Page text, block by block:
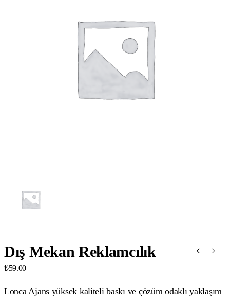
Dış Mekan Reklamcılık
₺59.00
Lonca Ajans yüksek kaliteli baskı ve çözüm odaklı yaklaşım